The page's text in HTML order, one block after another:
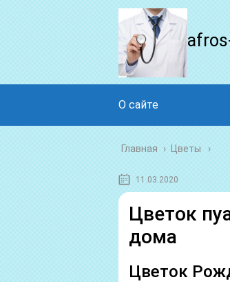
О сайте
Главная › Цветы
11.03.2020
Цветок
дома
Цветок